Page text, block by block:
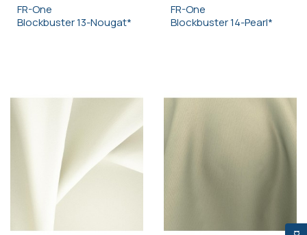
FR-One
Blockbuster 13-Nougat*
FR-One
Blockbuster 14-Pearl*